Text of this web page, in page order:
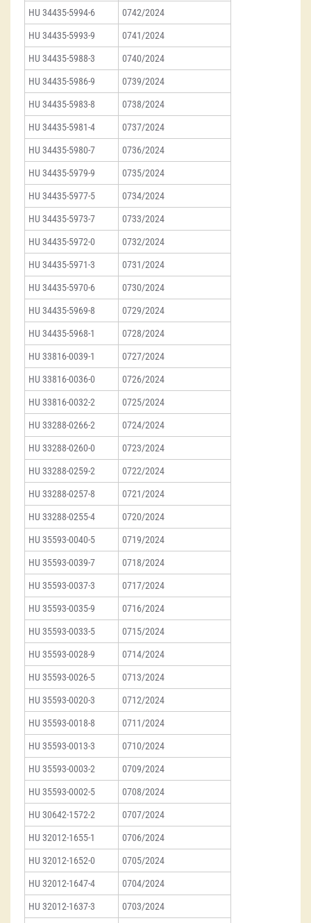
HU 34435-5994-6 0742/2024
HU 34435-5993-9 0741/2024
HU 34435-5988-3 0740/2024
HU 34435-5986-9 0739/2024
HU 34435-5983-8 0738/2024
HU 34435-5981-4 0737/2024
HU 34435-5980-7 0736/2024
HU 34435-5979-9 0735/2024
HU 34435-5977-5 0734/2024
HU 34435-5973-7 0733/2024
HU 34435-5972-0 0732/2024
HU 34435-5971-3 0731/2024
HU 34435-5970-6 0730/2024
HU 34435-5969-8 0729/2024
HU 34435-5968-1 0728/2024
HU 33816-0039-1 0727/2024
HU 33816-0036-0 0726/2024
HU 33816-0032-2 0725/2024
HU 33288-0266-2 0724/2024
HU 33288-0260-0 0723/2024
HU 33288-0259-2 0722/2024
HU 33288-0257-8 0721/2024
HU 33288-0255-4 0720/2024
HU 35593-0040-5 0719/2024
HU 35593-0039-7 0718/2024
HU 35593-0037-3 0717/2024
HU 35593-0035-9 0716/2024
HU 35593-0033-5 0715/2024
HU 35593-0028-9 0714/2024
HU 35593-0026-5 0713/2024
HU 35593-0020-3 0712/2024
HU 35593-0018-8 0711/2024
HU 35593-0013-3 0710/2024
HU 35593-0003-2 0709/2024
HU 35593-0002-5 0708/2024
HU 30642-1572-2 0707/2024
HU 32012-1655-1 0706/2024
HU 32012-1652-0 0705/2024
HU 32012-1647-4 0704/2024
HU 32012-1637-3 0703/2024